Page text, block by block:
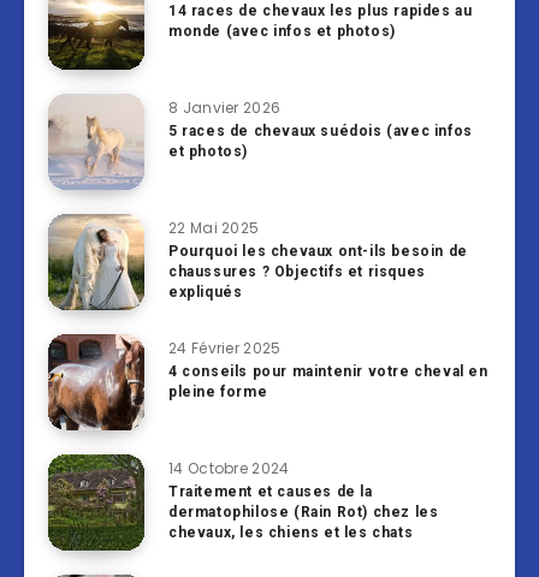
14 races de chevaux les plus rapides au
monde (avec infos et photos)
8 Janvier 2026
5 races de chevaux suédois (avec infos
et photos)
22 Mai 2025
Pourquoi les chevaux ont-ils besoin de
chaussures ? Objectifs et risques
expliqués
24 Février 2025
4 conseils pour maintenir votre cheval en
pleine forme
14 Octobre 2024
Traitement et causes de la
dermatophilose (Rain Rot) chez les
chevaux, les chiens et les chats